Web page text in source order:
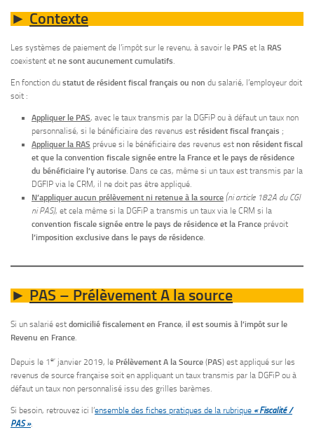
► Contexte
Les systèmes de paiement de l’impôt sur le revenu, à savoir le PAS et la RAS
coexistent et ne sont aucunement cumulatifs
En fonction du statut de résident fiscal français ou non du salarié, l’employeur doit
soit :
Appliquer le PAS, avec le taux transmis par la DGFiP ou à défaut un taux non
personnalisé, si le bénéficiaire des revenus est résident fiscal français ;
Appliquer la RAS prévue si le bénéficiaire des revenus est non résident fiscal
et que la convention fiscale signée entre la France et le pays de résidence
du bénéficiaire l’y autorise . Dans ce cas, même si un taux est transmis par la
DGFIP via le CRM, il ne doit pas être appliqué.
N’appliquer aucun prélèvement ni retenue à la source (ni article 182A du CGI
ni PAS), et cela même si la DGFiP a transmis un taux via le CRM si la
convention fiscale signée entre le pays de résidence et la France prévoit
l’imposition exclusive dans le pays de résidence
► PAS – Prélèvement A la source
Si un salarié est domicilié fiscalement en France, il est soumis à l’impôt sur le
Revenu en France
Depuis le 1 er janvier 2019, le Prélèvement A la Source (PAS) est appliqué sur les
revenus de source française soit en appliquant un taux transmis par la DGFiP ou à
défaut un taux non personnalisé issu des grilles barèmes.
Si besoin, retrouvez ici l’ensemble des fiches pratiques de la rubrique « Fiscalité /
PAS ».